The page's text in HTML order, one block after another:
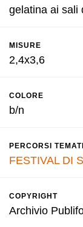
gelatina ai sali
MISURE
2,4x3,6
COLORE
b/n
PERCORSI
FESTIVAL DI
COPYRIGHT
Archivio